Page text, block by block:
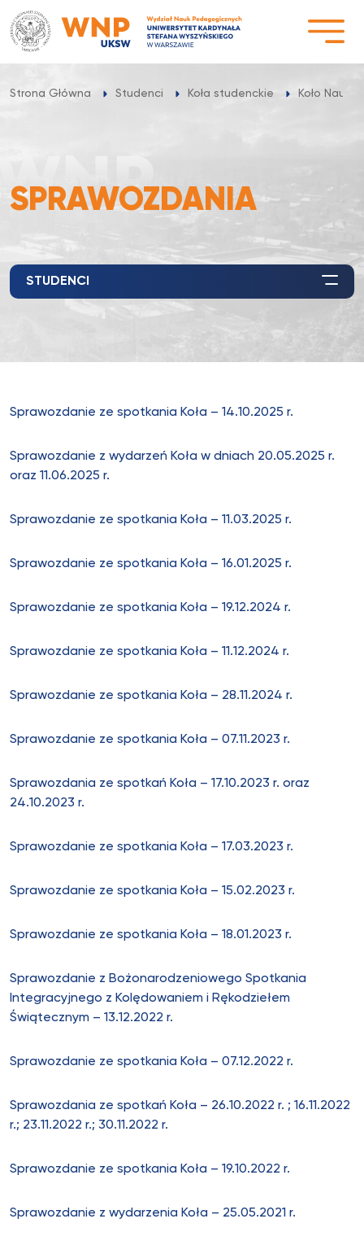
Przejdź
do
treści
Strona Główna Studenci Koła studenckie Koło
SPRAWOZDANIA
STUDENCI
Sprawozdanie ze spotkania Koła – 14.10.2025 r.
Sprawozdanie z wydarzeń Koła w dniach 20.05.2025 r.
oraz 11.06.2025 r.
Sprawozdanie ze spotkania Koła – 11.03.2025 r.
Sprawozdanie ze spotkania Koła – 16.01.2025 r.
Sprawozdanie ze spotkania Koła – 19.12.2024 r.
Sprawozdanie ze spotkania Koła – 11.12.2024 r.
Sprawozdanie ze spotkania Koła – 28.11.2024 r.
Sprawozdanie ze spotkania Koła – 07.11.2023 r.
Sprawozdania ze spotkań Koła – 17.10.2023 r. oraz
24.10.2023 r.
Sprawozdanie ze spotkania Koła – 17.03.2023 r.
Sprawozdanie ze spotkania Koła – 15.02.2023 r.
Sprawozdanie ze spotkania Koła – 18.01.2023 r.
Sprawozdanie z Bożonarodzeniowego Spotkania
Integracyjnego z Kolędowaniem i Rękodziełem
Świątecznym – 13.12.2022 r.
Sprawozdanie ze spotkania Koła – 07.12.2022 r.
Sprawozdania ze spotkań Koła – 26.10.2022 r. ; 16.11.2022
r.; 23.11.2022 r.; 30.11.2022 r.
Sprawozdanie ze spotkania Koła – 19.10.2022 r.
Sprawozdanie z wydarzenia Koła – 25.05.2021 r.